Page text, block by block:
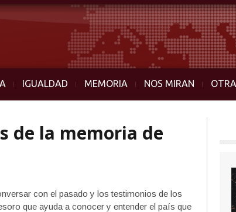
IGUALDAD MEMORIA NOS MIRAN
de la memoria de
con el pasado y los testimonios de los
que ayuda a conocer y entender el país que